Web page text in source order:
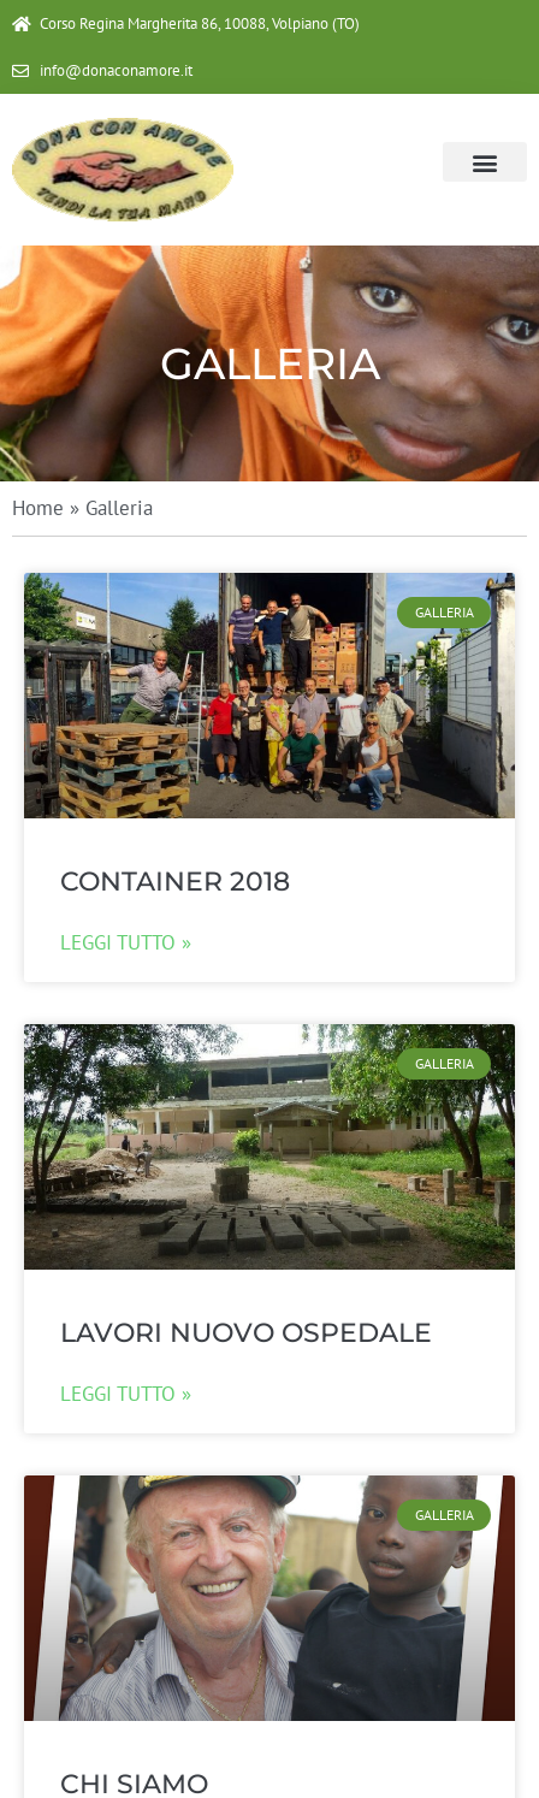
Corso Regina Margherita 86, 10088, Volpiano (TO)
info@donaconamore.it
GALLERIA
Home » Galleria
GALLERIA
CONTAINER 2018
LEGGI TUTTO »
GALLERIA
LAVORI NUOVO OSPEDALE
LEGGI TUTTO »
GALLERIA
CHI SIAMO